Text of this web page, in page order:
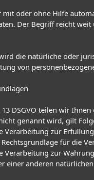
oder ohne Hilfe
Der Begriff reicht
die natürliche oder
von
13 DSGVO teilen wir
genannt wird, gilt
Verarbeitung zur
Rechtsgrundlage für die
Verarbeitung zur
einer anderen